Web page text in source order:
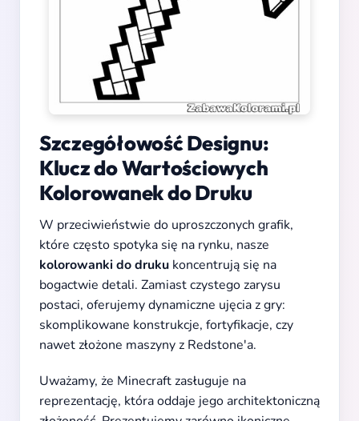
Szczegółowość Designu:
Klucz do Wartościowych
Kolorowanek do Druku
W przeciwieństwie do uproszczonych grafik,
które często spotyka się na rynku, nasze
kolorowanki do druku koncentrują się na
bogactwie detali. Zamiast czystego zarysu
postaci, oferujemy dynamiczne ujęcia z gry:
skomplikowane konstrukcje, fortyfikacje, czy
nawet złożone maszyny z Redstone'a.
Uważamy, że Minecraft zasługuje na
reprezentację, która oddaje jego architektoniczną